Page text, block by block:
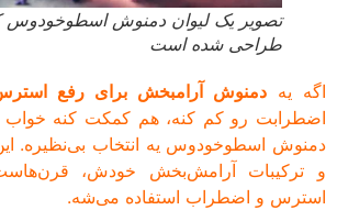
تصویر یک لیوان دمنوش اسطوخودوس
طراحی شده است
یه دمنوش آرامبخش برای رفع استرس
رو کم کنه، هم کمکت کنه خواب
اسطوخودوس یه انتخاب بی‌نظیره. این
آرامش‌بخش خودش، قرن‌هاست
و اضطراب استفاده می‌شه.